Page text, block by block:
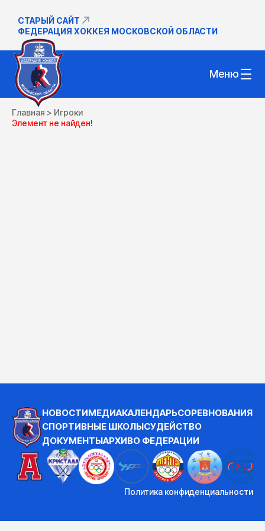
СТАРЫЙ САЙТ
ФЕДЕРАЦИЯ ХОККЕЯ МОСКОВСКОЙ ОБЛАСТИ
Меню
Главная > Игроки
Элемент не найден!
НОВОСТИМЕДИАКАЛЕНДАРЬСОРЕВНОВАНИЯ
СПОРТИВНЫЕ ШКОЛЫСУДЕЙСТВО
ДОКУМЕНТЫАРХИВО ФЕДЕРАЦИИ
Политика конфиденциальности